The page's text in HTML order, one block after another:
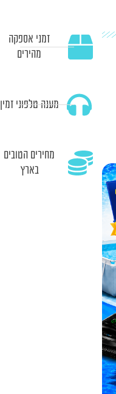
זמני אספקה
מהירים
מענה טלפוני זמין
מחירים הטובים
בארץ